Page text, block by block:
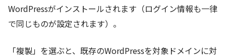
WordPressがインストールされます（ログイン情報も一律
で同じものが設定されます）。
「複製」を選ぶと、既存のWordPressを対象ドメインに対